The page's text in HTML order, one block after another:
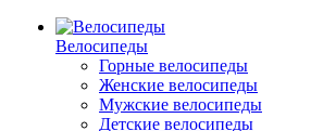
Велосипеды
Горные велосипеды
Женские велосипеды
Мужские велосипеды
Детские велосипеды